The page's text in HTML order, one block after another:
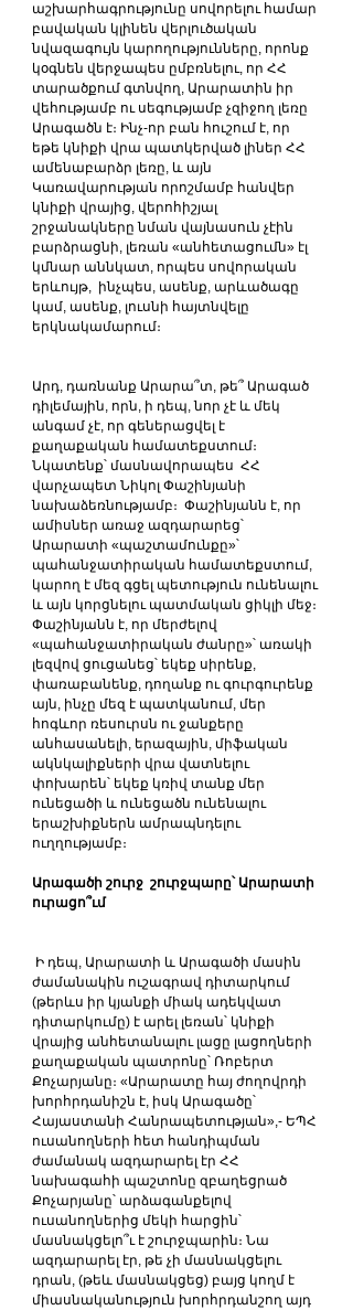
աշխարհագրությունը սովորելու համար
բավական կլինեն վերլուծական
նվազագույն կարողությունները, որոնք
կօգնեն վերջապես ըմբռնելու, որ ՀՀ
տարածքում գտնվող, Արարատին իր
վեհությամբ ու սեգությամբ չզիջող լեռը
Արագածն է։ Ինչ-որ բան հուշում է, որ
եթե կնիքի վրա պատկերված լիներ ՀՀ
ամենաբարձր լեռը, և այն
Կառավարության որոշմամբ հանվեր
կնիքի վրայից, վերոհիշյալ
շրջանակները նման վայնասուն չէին
բարձրացնի, լեռան «անհետացումն» էլ
կմնար աննկատ, որպես սովորական
երևույթ,  ինչպես, ասենք, արևածագը
կամ, ասենք, լուսնի հայտնվելը
երկնակամարում։
Արդ, դառնանք Արարա՞տ, թե՞ Արագած
դիլեմային, որն, ի դեպ, նոր չէ և մեկ
անգամ չէ, որ գեներացվել է
քաղաքական համատեքստում։
Նկատենք՝ մասնավորապես  ՀՀ
վարչապետ Նիկոլ Փաշինյանի
նախաձեռնությամբ։  Փաշինյանն է, որ
ամիսներ առաջ ազդարարեց՝
Արարատի «պաշտամունքը»՝
պահանջատիրական համատեքստում,
կարող է մեզ գցել պետություն ունենալու
և այն կորցնելու պատմական ցիկլի մեջ։
Փաշինյանն է, որ մերժելով
«պահանջատիրական ժանրը»՝ առակի
լեզվով ցուցանեց՝ եկեք սիրենք,
փառաբանենք, դողանք ու գուրգուրենք
այն, ինչը մեզ է պատկանում, մեր
հոգևոր ռեսուրսն ու ջանքերը
անհասանելի, երազային, միֆական
ակնկալիքների վրա վատնելու
փոխարեն՝ եկեք կռիվ տանք մեր
ունեցածի և ունեցածն ունենալու
երաշխիքներն ամրապնդելու
ուղղությամբ։
Արագածի շուրջ  շուրջպարը՝ Արարատի
ուրացո՞ւմ
Ի դեպ, Արարատի և Արագածի մասին
ժամանակին ուշագրավ դիտարկում
(թերևս իր կյանքի միակ ադեկվատ
դիտարկումը) է արել լեռան՝ կնիքի
վրայից անհետանալու լացը լացողների
քաղաքական պատրոնը՝ Ռոբերտ
Քոչարյանը։ «Արարատը հայ ժողովրդի
խորհրդանիշն է, իսկ Արագածը՝
Հայաստանի Հանրապետության»,- ԵՊՀ
ուսանողների հետ հանդիպման
ժամանակ ազդարարել էր ՀՀ
նախագահի պաշտոնը զբաղեցրած
Քոչարյանը՝ արձագանքելով
ուսանողներից մեկի հարցին՝
մասնակցելո՞ւ է շուրջպարին։ Նա
ազդարարել էր, թե չի մասնակցելու
դրան, (թեև մասնակցեց) բայց կողմ է
միասնականություն խորհրդանշող այդ